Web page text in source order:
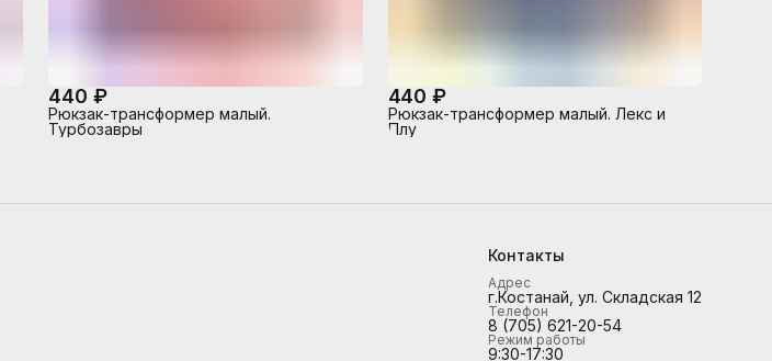
440 ₽
Рюкзак-трансформер малый.
Турбозавры
440 ₽
Рюкзак-трансформер малый. Лекс и
Плу
Контакты
Адрес
г.Костанай, ул. Складская 12
Телефон
8 (705) 621-20-54
Режим работы
9:30-17:30